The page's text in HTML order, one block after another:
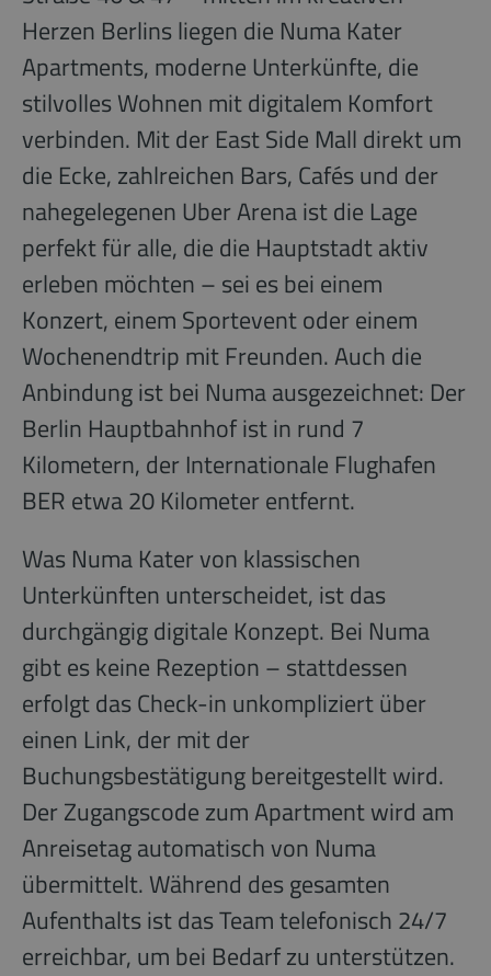
Herzen Berlins liegen die Numa Kater
Apartments, moderne Unterkünfte, die
stilvolles Wohnen mit digitalem Komfort
verbinden. Mit der East Side Mall direkt um
die Ecke, zahlreichen Bars, Cafés und der
nahegelegenen Uber Arena ist die Lage
perfekt für alle, die die Hauptstadt aktiv
erleben möchten – sei es bei einem
Konzert, einem Sportevent oder einem
Wochenendtrip mit Freunden. Auch die
Anbindung ist bei Numa ausgezeichnet: Der
Berlin Hauptbahnhof ist in rund 7
Kilometern, der Internationale Flughafen
BER etwa 20 Kilometer entfernt.
Was Numa Kater von klassischen
Unterkünften unterscheidet, ist das
durchgängig digitale Konzept. Bei Numa
gibt es keine Rezeption – stattdessen
erfolgt das Check-in unkompliziert über
einen Link, der mit der
Buchungsbestätigung bereitgestellt wird.
Der Zugangscode zum Apartment wird am
Anreisetag automatisch von Numa
übermittelt. Während des gesamten
Aufenthalts ist das Team telefonisch 24/7
erreichbar, um bei Bedarf zu unterstützen.